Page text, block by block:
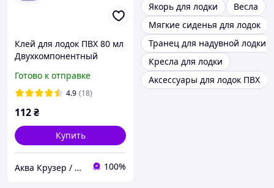
Клей для лодок ПВХ 80 мл
Двухкомпонентный
ПВХ Аква Крузер для
ремонта надувной лодки
Готово к отправке
4.9 (18)
112₴
Купить
Аква Крузер / Aqua Cruiser 100%
Якорь для лодки
Весла
Мягкие сиденья для лодок
Транец для надувной лодки
Кресла для лодки
Аксессуары для лодок ПВХ